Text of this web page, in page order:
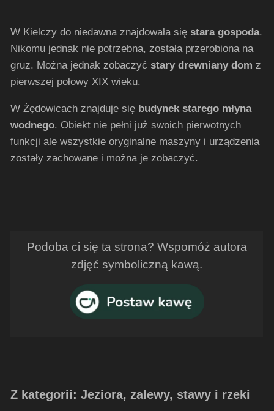
W Kielczy do niedawna znajdowała sięstara gospoda.
Nikomu jednak nie potrzebna, została przerobiona na
gruz. Można jednak zobaczyćstary drewniany dom z
pierwszej połowy XIX wieku.
W Żędowicach znajduje się budynek starego młyna
wodnego. Obiekt nie pełni już swoich pierwotnych
funkcji ale wszystkie oryginalne maszyny i urządzenia
zostały zachowane i można je zobaczyć.
Podoba ci się ta strona? Wspomóż autora
zdjęć symboliczną kawą.
Z kategorii: Jeziora, zalewy, stawy i rzeki